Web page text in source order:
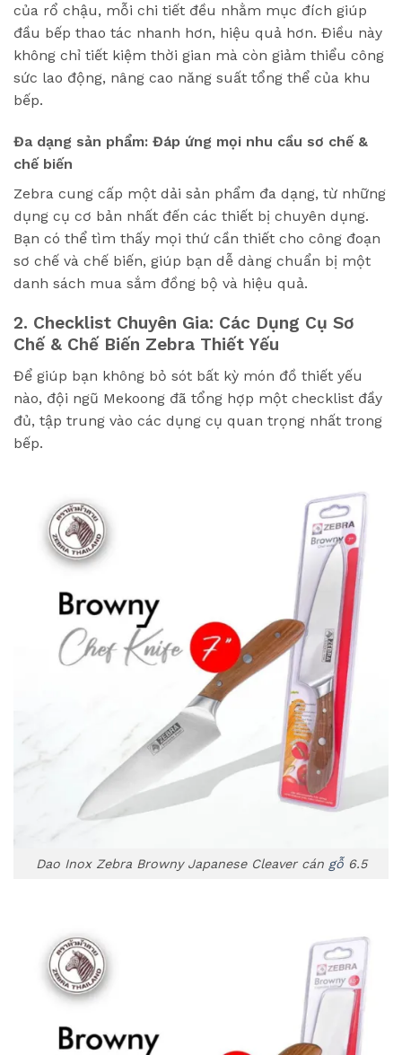
của rổ chậu, mỗi chi tiết đều nhằm mục đích giúp
đầu bếp thao tác nhanh hơn, hiệu quả hơn. Điều này
không chỉ tiết kiệm thời gian mà còn giảm thiểu công
sức lao động, nâng cao năng suất tổng thể của khu
bếp.
Đa dạng sản phẩm: Đáp ứng mọi nhu cầu sơ chế &
chế biến
Zebra cung cấp một dải sản phẩm đa dạng, từ những
dụng cụ cơ bản nhất đến các thiết bị chuyên dụng.
Bạn có thể tìm thấy mọi thứ cần thiết cho công đoạn
sơ chế và chế biến, giúp bạn dễ dàng chuẩn bị một
danh sách mua sắm đồng bộ và hiệu quả.
2. Checklist Chuyên Gia: Các Dụng Cụ Sơ
Chế & Chế Biến Zebra Thiết Yếu
Để giúp bạn không bỏ sót bất kỳ món đồ thiết yếu
nào, đội ngũ Mekoong đã tổng hợp một checklist đầy
đủ, tập trung vào các dụng cụ quan trọng nhất trong
bếp.
Dao Inox Zebra Browny Japanese Cleaver cán gỗ6.5